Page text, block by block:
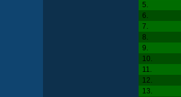
5.
6.
7.
8.
9.
10.
11.
12.
13.